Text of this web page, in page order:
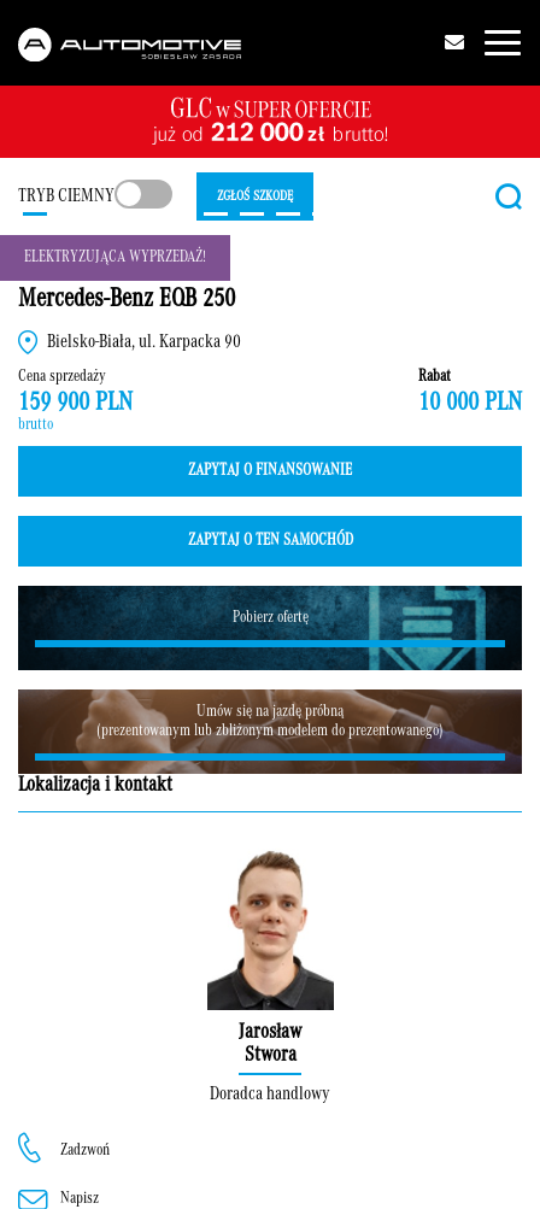
TRYB CIEMNY ZGŁOŚ SZKODĘ
ELEKTRYZUJĄCA WYPRZEDAŻ!
Mercedes-Benz EQB 250
Bielsko-Biała, ul. Karpacka 90
Cena sprzedaży
159 900 PLN
brutto
Rabat
10 000 PLN
ZAPYTAJ O FINANSOWANIE
ZAPYTAJ O TEN SAMOCHÓD
Pobierz ofertę
Umów się na jazdę próbną
(prezentowanym lub zbliżonym modelem do prezentowanego)
Lokalizacja i kontakt
Jarosław
Stwora
Doradca handlowy
Zadzwoń
Napisz